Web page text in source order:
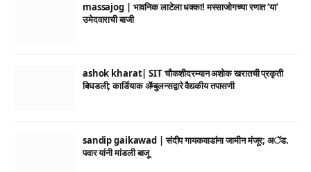
massajog | भावनिक लाटेला धक्का! मस्साजोगच्या रणात ‘या’
उमेदवाराची बाजी
ashok kharat| SIT चौकशीदरम्यान अशोक खरातची प्रकृती
बिघडली; कार्डियाक ॲम्बुलन्सद्वारे वैद्यकीय तपासणी
sandip gaikawad | संदीप गायकवाडांना जामीन मंजूर; अॅड.
पवार यांनी मांडली बाजू